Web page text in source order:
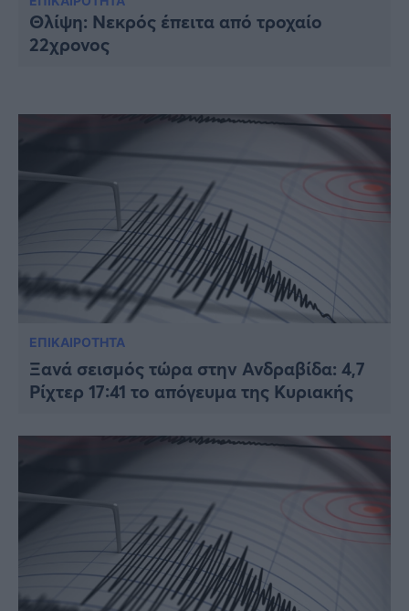
Υγεία
Γυναίκα
Ζώδια
Πίστη
Θλίψη: Νεκρός έπειτα από τροχαίο
22χρονος
ΕΠΙΚΑΙΡΟΤΗΤΑ
Ξανά σεισμός τώρα στην Ανδραβίδα: 4,7
Ρίχτερ 17:41 το απόγευμα της Κυριακής